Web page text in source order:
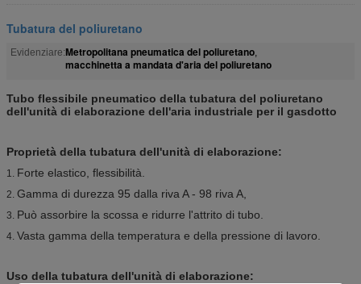
Tubatura del poliuretano
Evidenziare:Metropolitana pneumatica del poliuretano,
macchinetta a mandata d'aria del poliuretano
Tubo flessibile pneumatico della tubatura del poliuretano
dell'unità di elaborazione dell'aria industriale per il gasdotto
Proprietà della tubatura dell'unità di elaborazione:
1. Forte elastico, flessibilità.
2. Gamma di durezza 95 dalla riva A - 98 riva A,
3. Può assorbire la scossa e ridurre l'attrito di tubo.
4. Vasta gamma della temperatura e della pressione di lavoro.
Uso della tubatura dell'unità di elaborazione: